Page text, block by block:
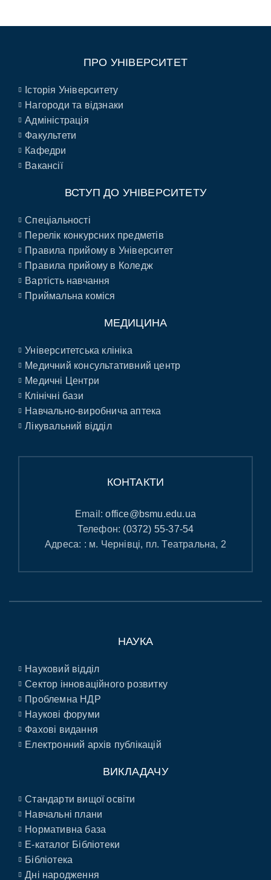
ПРО УНІВЕРСИТЕТ
Історія Університету
Нагороди та відзнаки
Адміністрація
Факультети
Кафедри
Вакансії
ВСТУП ДО УНІВЕРСИТЕТУ
Спеціальності
Перелік конкурсних предметів
Правила прийому в Університет
Правила прийому в Коледж
Вартість навчання
Приймальна коміся
МЕДИЦИНА
Університетська клініка
Медичний консультативний центр
Медичні Центри
Клінічні бази
Навчально-виробнича аптека
Лікувальний відділ
КОНТАКТИ
Email:office@bsmu.edu.ua
Телефон: (0372) 55-37-54
Адреса: : м. Чернівці, пл. Театральна, 2
НАУКА
Науковий відділ
Сектор інноваційного розвитку
Проблемна НДР
Наукові форуми
Фахові видання
Електронний архів публікацій
ВИКЛАДАЧУ
Стандарти вищої освіти
Навчальні плани
Нормативна база
E-каталог Бібліотеки
Бібліотека
Дні народження